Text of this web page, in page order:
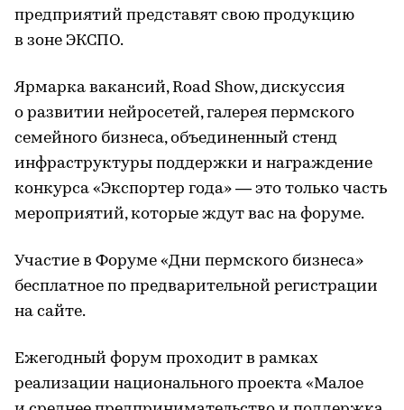
предприятий представят свою продукцию
в зоне ЭКСПО.
Ярмарка вакансий, Road Show, дискуссия
о развитии нейросетей, галерея пермского
семейного бизнеса, объединенный стенд
инфраструктуры поддержки и награждение
конкурса «Экспортер года» — это только часть
мероприятий, которые ждут вас на форуме.
Участие в Форуме «Дни пермского бизнеса»
бесплатное по предварительной регистрации
на сайте.
Ежегодный форум проходит в рамках
реализации национального проекта «Малое